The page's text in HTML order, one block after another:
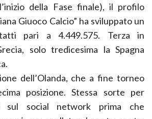
della Fase finale), il profilo
Giuoco Calcio” ha sviluppato un
pari a 4.449.575. Terza in
solo tredicesima la Spagna
dell’Olanda, che a fine torneo
posizione. Stessa sorte per
sul social network prima che